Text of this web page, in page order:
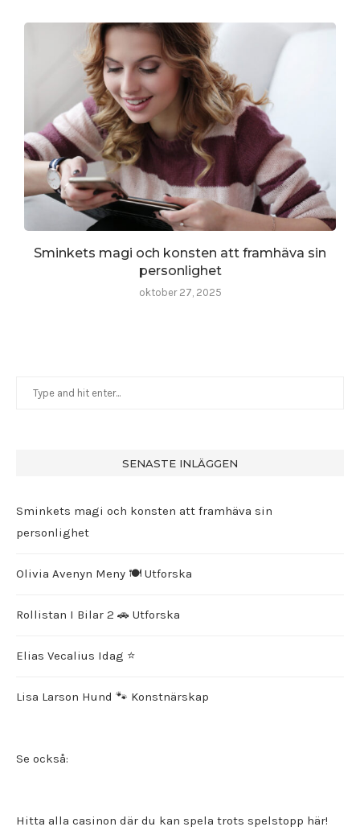
Sminkets magi och konsten att framhäva sin
personlighet
oktober 27, 2025
SENASTE INLÄGGEN
Sminkets magi och konsten att framhäva sin
personlighet
Olivia Avenyn Meny 🍽️ Utforska
Rollistan I Bilar 2 🚗 Utforska
Elias Vecalius Idag ⭐️
Lisa Larson Hund 🐾 Konstnärskap
Se också:
Hitta alla casinon där du kan spela trots spelstopp här!